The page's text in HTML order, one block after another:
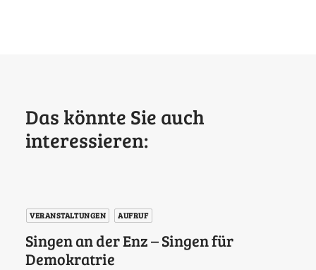
Das könnte Sie auch
interessieren:
VERANSTALTUNGEN AUFRUF
Singen an der Enz – Singen für
Demokratrie